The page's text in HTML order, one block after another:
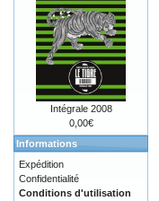
Intégrale 2008
0,00€
Informations
Expédition
Confidentialité
Conditions d'utilisation